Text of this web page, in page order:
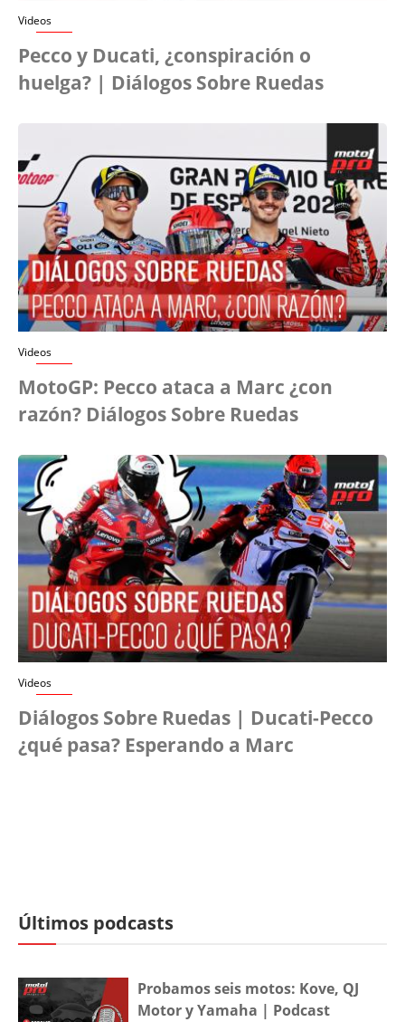
Videos
Pecco y Ducati, ¿conspiración o
huelga? | Diálogos Sobre Ruedas
Videos
MotoGP: Pecco ataca a Marc ¿con
razón? Diálogos Sobre Ruedas
Videos
Diálogos Sobre Ruedas | Ducati-Pecco
¿qué pasa? Esperando a Marc
Últimos podcasts
Probamos seis motos: Kove, QJ
Motor y Yamaha | Podcast